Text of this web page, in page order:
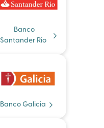
Banco
Santander Rio
Banco Galicia